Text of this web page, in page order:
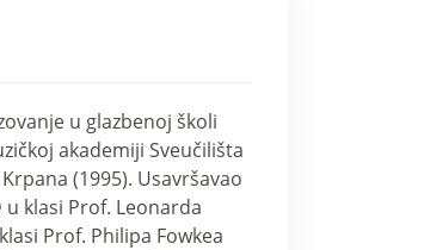
u glazbenoj školi
akademiji Sveučilišta
(1995). Usavršavao
klasi Prof. Leonarda
Prof. Philipa Fowkea